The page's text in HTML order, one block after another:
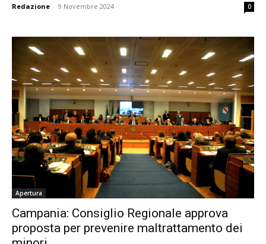
Redazione - 9 Novembre 2024 0
Apertura
Campania: Consiglio Regionale approva
proposta per prevenire maltrattamento dei